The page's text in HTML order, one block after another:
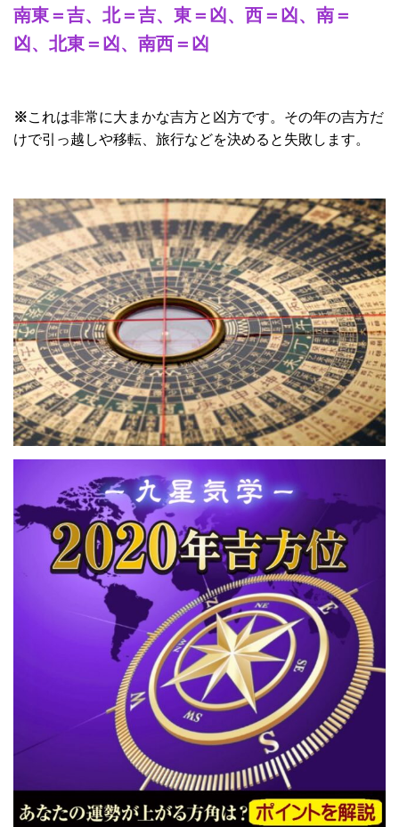
南東＝吉、北＝吉、東＝凶、西＝凶、南＝
凶、北東＝凶、南西＝凶
※これは非常に大まかな吉方と凶方です。その年の吉方だ
けで引っ越しや移転、旅行などを決めると失敗します。